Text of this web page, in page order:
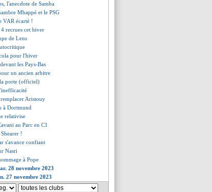
l'anecdote de Samba
Mbappé et le PSG
VAR écarté !
recrues cet hiver
de Lens
pour l'hiver
les Pays-Bas
un ancien arbitre
porte (officiel)
Aristouy
à Dortmund
relativise
au Parc en C1
!
s'avance confiant
Nasri
à Pope
28 novembre 2023
27 novembre 2023